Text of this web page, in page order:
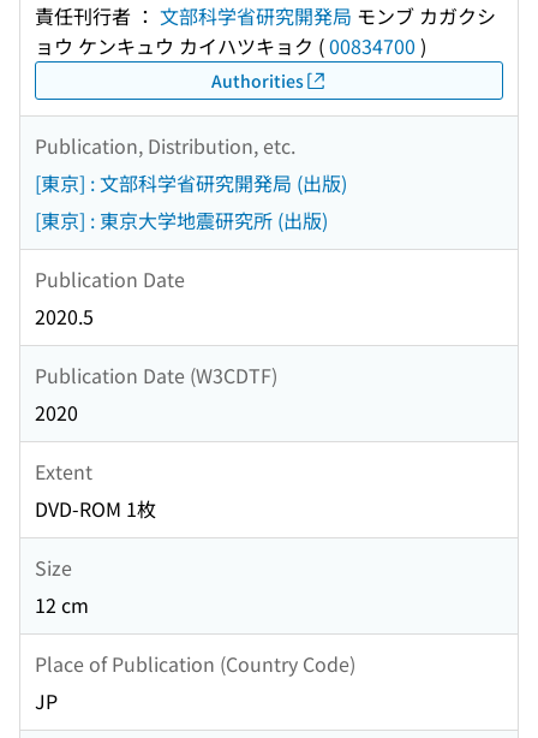
責任刊行者 ： 文部科学省研究開発局 モンブ カガクシ
ョウ ケンキュウ カイハツキョク (00834700 )
Authorities
Publication, Distribution, etc.
[東京] : 文部科学省研究開発局 (出版)
[東京] : 東京大学地震研究所 (出版)
Publication Date
2020.5
Publication Date (W3CDTF)
2020
Extent
DVD-ROM 1枚
Size
12 cm
Place of Publication (Country Code)
JP